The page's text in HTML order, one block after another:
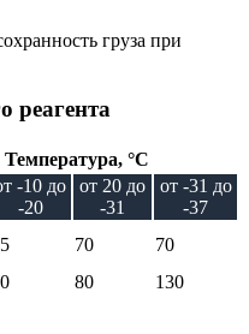
груза при
реагента
Температура, °C
-10 до
-20
от 20 до
-31
от -31 до
-37
70
70
80 130